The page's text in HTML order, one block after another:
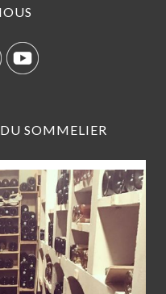
SOMMELIER